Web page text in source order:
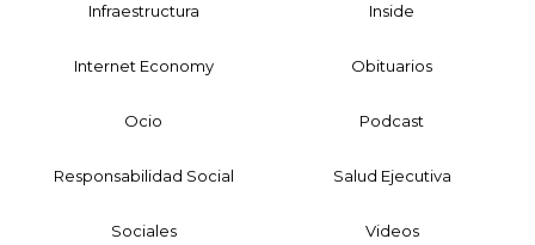
Infraestructura Inside
Internet Economy Obituarios
Ocio Podcast
Responsabilidad Social Salud Ejecutiva
Sociales Videos